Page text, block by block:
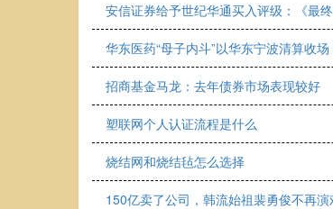
安信证券给予世纪华通买入评级：《最
华东医药“母子内斗”以华东宁波清算收
招商基金马龙：去年债券市场表现较好
塑联网个人认证流程是什么
烧结网和烧结毡怎么选择
150亿卖了公司，韩流始祖裴勇俊不再